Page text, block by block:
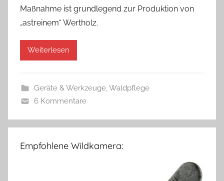
Maßnahme ist grundlegend zur Produktion von
„astreinem“ Wertholz.
Weiterlesen
Geräte & Werkzeuge, Waldpflege
6 Kommentare
Empfohlene Wildkamera: